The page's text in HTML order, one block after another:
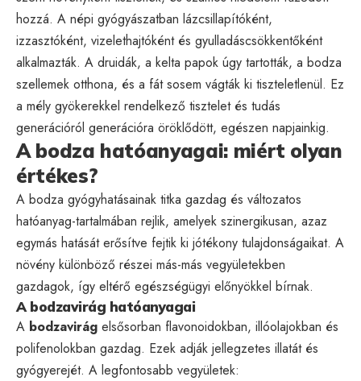
hozzá. A népi gyógyászatban lázcsillapítóként,
izzasztóként, vizelethajtóként és gyulladáscsökkentőként
alkalmazták. A druidák, a kelta papok úgy tartották, a bodza
szellemek otthona, és a fát sosem vágták ki tiszteletlenül. Ez
a mély gyökerekkel rendelkező tisztelet és tudás
generációról generációra öröklődött, egészen napjainkig.
A bodza hatóanyagai: miért olyan
értékes?
A bodza gyógyhatásainak titka gazdag és változatos
hatóanyag-tartalmában rejlik, amelyek szinergikusan, azaz
egymás hatását erősítve fejtik ki jótékony tulajdonságaikat. A
növény különböző részei más-más vegyületekben
gazdagok, így eltérő egészségügyi előnyökkel bírnak.
A bodzavirág hatóanyagai
A bodzavirág elsősorban flavonoidokban, illóolajokban és
polifenolokban gazdag. Ezek adják jellegzetes illatát és
gyógyerejét. A legfontosabb vegyületek: